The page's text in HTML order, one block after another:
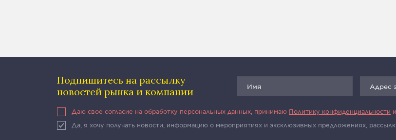
Подпишитесь на рассылку
новостей рынка и компании
Даю свое согласие на обработку персональных данных, принимаю Политику конфиденциальности и
Да, я хочу получать новости, информацию о мероприятиях и эксклюзивных предложениях,